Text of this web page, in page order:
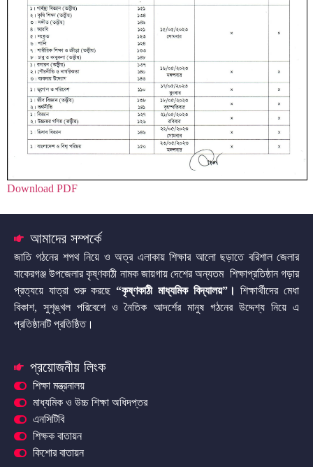
Download PDF
আমাদের সম্পর্কে
জাতি গঠনের শপথ নিয়ে ও অত্র এলাকায় শিক্ষার আলো ছড়াতে বরিশাল জেলার
বাকেরগঞ্জ উপজেলার কৃষ্ণকাঠী নামক জায়গায় দেশের অন্যতম শিক্ষাপ্রতিষ্ঠান গড়ার
প্রত্যয়ে যাত্রা শুরু করছে “কৃষ্ণকাঠী মাধ্যমিক বিদ্যালয়”।শিক্ষার্থীদের মেধা
বিকাশ, সুশৃঙ্খল পরিবেশে ও নৈতিক আদর্শের মানুষ গঠনের উদ্দেশ্য নিয়ে এ
প্রতিষ্ঠানটি প্রতিষ্ঠিত।
প্রয়োজনীয় লিংক
শিক্ষা মন্ত্রনালয়
মাধ্যমিক ও উচ্চ শিক্ষা অধিদপ্তর
এনসিটিবি
শিক্ষক বাতায়ন
কিশোর বাতায়ন